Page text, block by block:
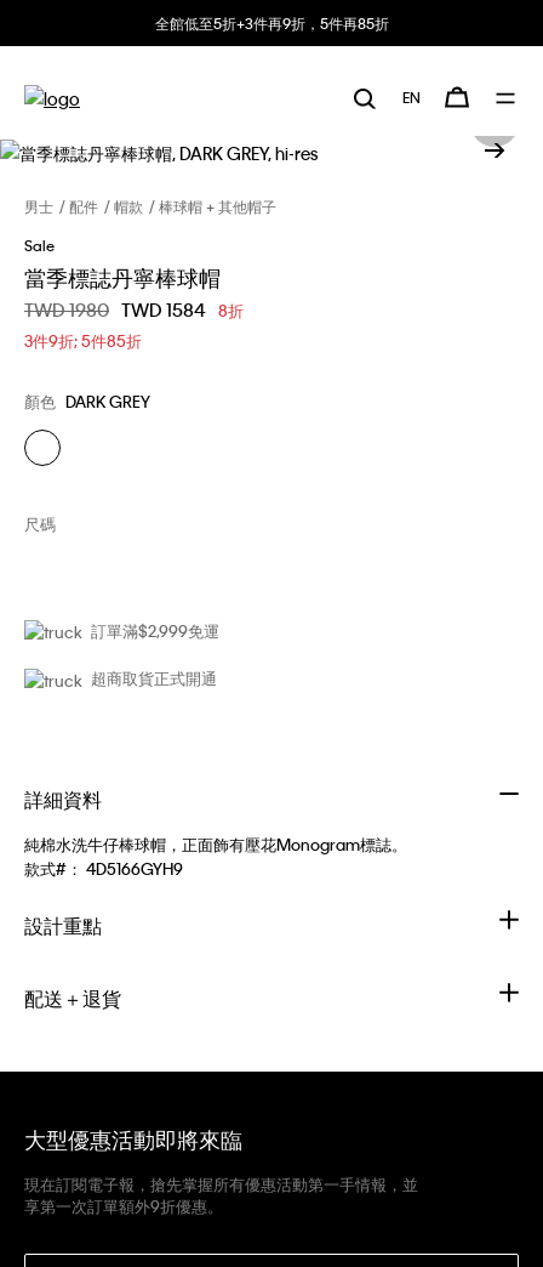
全館低至5折+3件再9折，5件再85折
EN
男士 配件 帽款
棒球帽 + 其他帽子
Sale
當季標誌丹寧棒球帽
價格扣減從
TWD 1980 至
TWD 1584 8折
3件9折; 5件85折
顏色 DARK GREY
尺碼
訂單滿$2,999免運
超商取貨正式開通
詳細資料
純棉水洗牛仔棒球帽，正面飾有壓花Monogram標誌。
款式#： 4D5166GYH9
設計重點
配送＋退貨
大型優惠活動即將來臨
現在訂閱電子報，搶先掌握所有優惠活動第一手情報，並
享第一次訂單額外9折優惠。